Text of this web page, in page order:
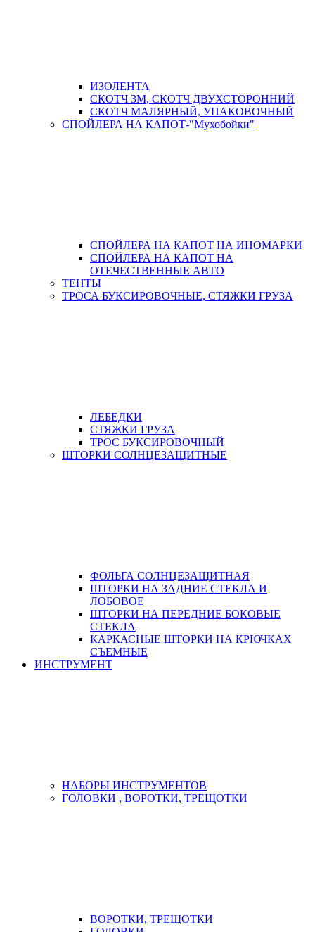
ИЗОЛЕНТА
СКОТЧ 3М, СКОТЧ ДВУХСТОРОННИЙ
СКОТЧ МАЛЯРНЫЙ, УПАКОВОЧНЫЙ
СПОЙЛЕРА НА КАПОТ-"Мухобойки"
СПОЙЛЕРА НА КАПОТ НА ИНОМАРКИ
СПОЙЛЕРА НА КАПОТ НА
ОТЕЧЕСТВЕННЫЕ АВТО
ТЕНТЫ
ТРОСА БУКСИРОВОЧНЫЕ, СТЯЖКИ ГРУЗА
ЛЕБЕДКИ
СТЯЖКИ ГРУЗА
ТРОС БУКСИРОВОЧНЫЙ
ШТОРКИ СОЛНЦЕЗАЩИТНЫЕ
ФОЛЬГА СОЛНЦЕЗАЩИТНАЯ
ШТОРКИ НА ЗАДНИЕ СТЕКЛА И
ЛОБОВОЕ
ШТОРКИ НА ПЕРЕДНИЕ БОКОВЫЕ
СТЕКЛА
КАРКАСНЫЕ ШТОРКИ НА КРЮЧКАХ
СЪЕМНЫЕ
ИНСТРУМЕНТ
НАБОРЫ ИНСТРУМЕНТОВ
ГОЛОВКИ , ВОРОТКИ, ТРЕЩОТКИ
ВОРОТКИ, ТРЕЩОТКИ